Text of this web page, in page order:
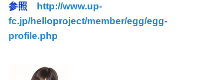
参照
http://www.up-
fc.jp/helloproject/member/egg/egg-
profile.php